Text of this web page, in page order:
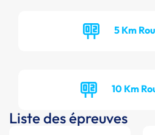
5 Km
10 Km
Liste des épreuves